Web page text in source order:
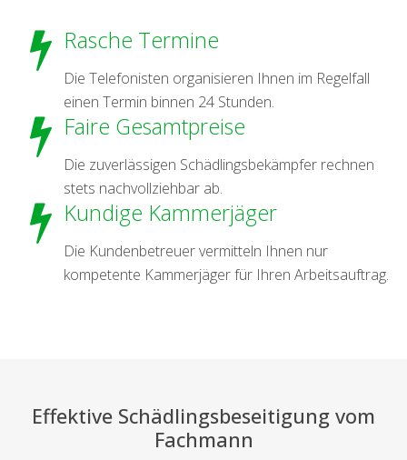
Rasche Termine
Die Telefonisten organisieren Ihnen im Regelfall
einen Termin binnen 24 Stunden.
Faire Gesamtpreise
Die zuverlässigen Schädlingsbekämpfer rechnen
stets nachvollziehbar ab.
Kundige Kammerjäger
Die Kundenbetreuer vermitteln Ihnen nur
kompetente Kammerjäger für Ihren Arbeitsauftrag.
Effektive Schädlingsbeseitigung vom
Fachmann